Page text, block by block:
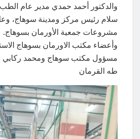
والدكتور أحمد حمدي مدير عام
سلام رئيس مركز ومدينة سوهاج،
مشروعات جمعية الأورمان بسوهاج.
وأعضاء مكتب الاورمان بسوهاج
مسؤول مكتب سوهاج ومحمد ركابي
طه القرمان